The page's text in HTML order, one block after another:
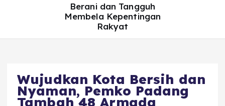
Berani dan Tangguh
Membela Kepentingan
Rakyat
Wujudkan Kota Bersih dan
Nyaman, Pemko Padang
Tambah 48 Armada